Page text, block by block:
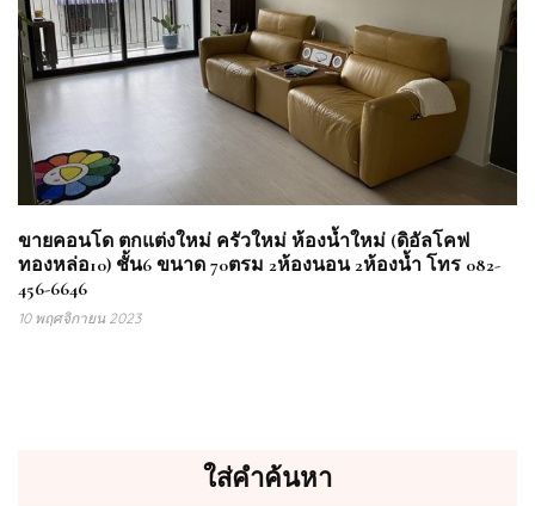
ขายคอนโด ตกแต่งใหม่ ครัวใหม่ ห้องน้ำใหม่ (ดิอัลโคฟ
ทองหล่อ10) ชั้น6 ขนาด 70ตรม 2ห้องนอน 2ห้องน้ำ โทร 082-
456-6646
10 พฤศจิกายน 2023
ใส่คำค้นหา